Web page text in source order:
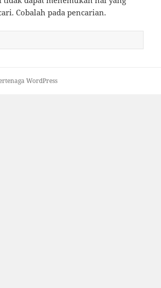
Cobalah pada pencarian.
WordPress